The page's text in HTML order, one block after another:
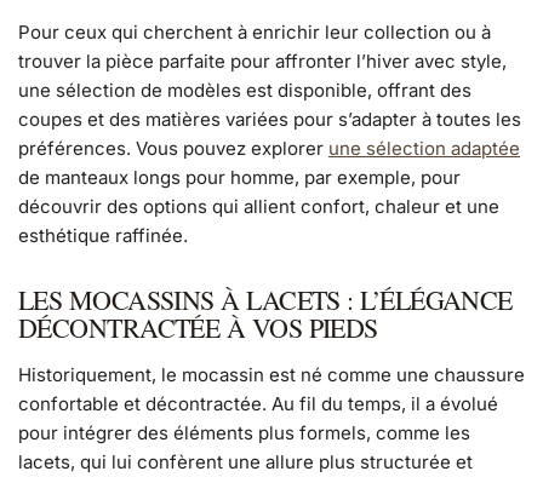
Pour ceux qui cherchent à enrichir leur collection ou à
trouver la pièce parfaite pour affronter l’hiver avec style,
une sélection de modèles est disponible, offrant des
coupes et des matières variées pour s’adapter à toutes les
préférences. Vous pouvez explorer une sélection adaptée
de manteaux longs pour homme, par exemple, pour
découvrir des options qui allient confort, chaleur et une
esthétique raffinée.
LES MOCASSINS À LACETS : L’ÉLÉGANCE
DÉCONTRACTÉE À VOS PIEDS
Historiquement, le mocassin est né comme une chaussure
confortable et décontractée. Au fil du temps, il a évolué
pour intégrer des éléments plus formels, comme les
lacets, qui lui confèrent une allure plus structurée et